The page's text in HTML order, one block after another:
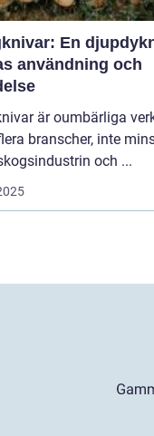
En
användning och
är oumbärliga
branscher, inte
och ...